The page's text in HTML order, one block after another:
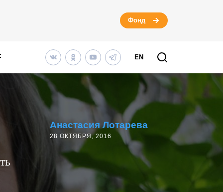
Фонд
EN
Анастасия Лотарева
28 ОКТЯБРЯ, 2016